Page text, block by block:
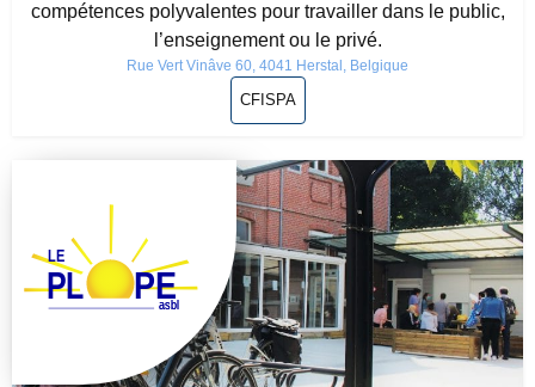
compétences polyvalentes pour travailler dans le public,
l’enseignement ou le privé.
Rue Vert Vinâve 60, 4041 Herstal, Belgique
CFISPA